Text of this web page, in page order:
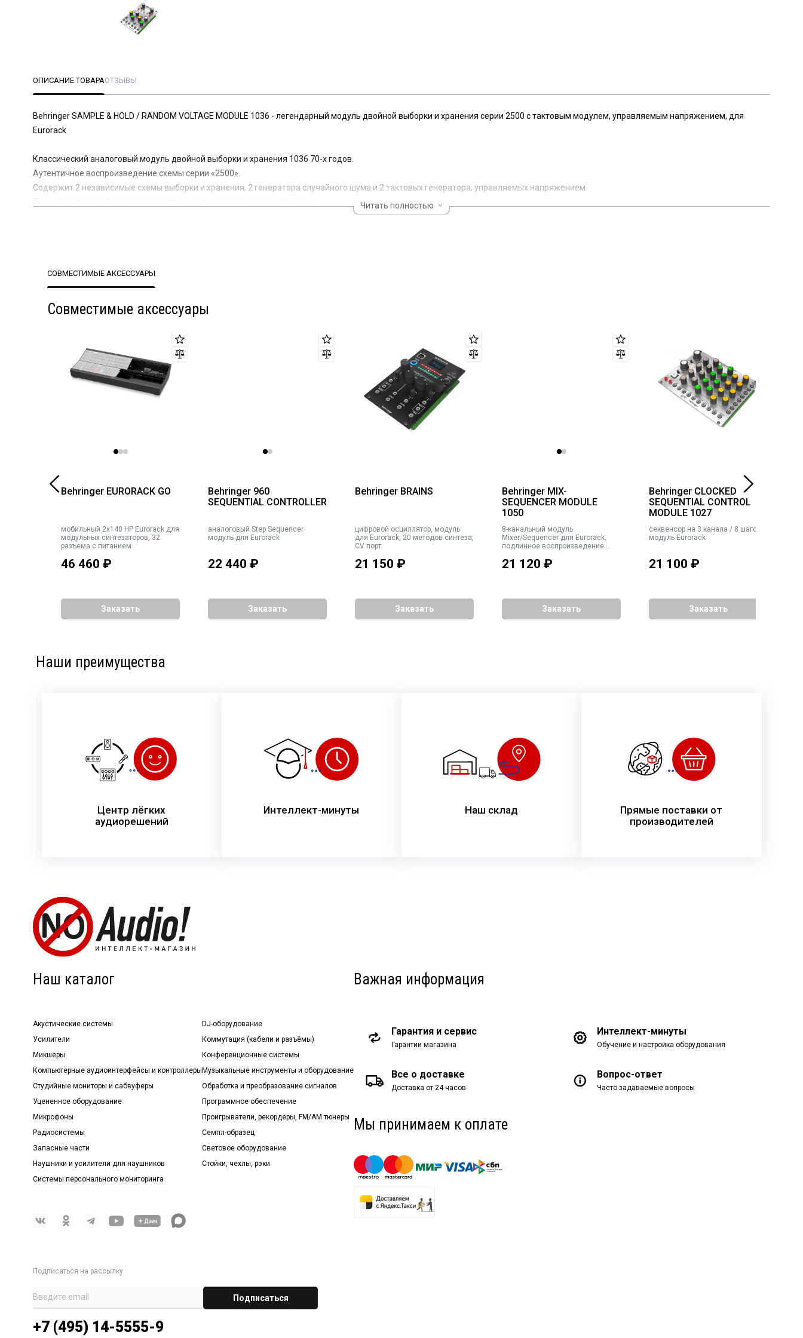
ОПИСАНИЕ ТОВАРАОТЗЫВЫ
Behringer SAMPLE & HOLD / RANDOM VOLTAGE MODULE 1036 - легендарный модуль двойной выборки и хранения серии 2500 с тактовым модулем, управляемым напряжением, для
Eurorack
Классический аналоговый модуль двойной выборки и хранения 1036 70-х годов.
Аутентичное воспроизведение схемы серии «2500».
Содержит 2 независимые схемы выборки и хранения, 2 генератора случайного шума и 2 тактовых генератора, управляемых напряжением.
Вход и выход аудиосигнала для каждой схемы выборки и удержания с входом команды выборки для управления синхронизацией выборок из разных источников.
В качестве дискретизированного сигнала можно использовать внутренний сгенерированный случайный сигнал с регулируемым уровнем контроля для каждой схемы.
Характеристики Eurorack: 16 HP, 40 мА +12 В, 40 мА -12 В.
Читать полностью
СОВМЕСТИМЫЕ АКСЕССУАРЫ
Совместимые аксессуары
Behringer EURORACK GO
мобильный 2x140 HP Eurorack для
модульных синтезаторов, 32
разъема с питанием
46 460 ₽
Заказать
Behringer 960
SEQUENTIAL CONTROLLER
аналоговый Step Sequencer
модуль для Eurorack
22 440 ₽
Заказать
Behringer BRAINS
цифровой осциллятор, модуль
для Eurorack, 20 методов синтеза,
CV порт
21 150 ₽
Заказать
Behringer MIX-
SEQUENCER MODULE
1050
8-канальный модуль
Mixer/Sequencer для Eurorack,
подлинное воспроизведение
21 120 ₽
Заказать
Behringer CLOCKED
SEQUENTIAL CONTROL
MODULE 1027
секвенсор на 3 канала / 8 шагов,
модуль Eurorack
21 100 ₽
Заказать
Наши преимущества
Центр лёгких
аудиорешений
Интеллект-минуты Наш склад
Прямые поставки от
производителей
Наш каталог
Акустические системы
Усилители
Микшеры
Компьютерные аудиоинтерфейсы и контроллеры
Студийные мониторы и сабвуферы
Уцененное оборудование
Микрофоны
Радиосистемы
Запасные части
Наушники и усилители для наушников
Системы персонального мониторинга
DJ-оборудование
Коммутация (кабели и разъёмы)
Конференционные системы
Музыкальные инструменты и оборудование
Обработка и преобразование сигналов
Программное обеспечение
Проигрыватели, рекордеры, FM/AM тюнеры
Семпл-образец
Световое оборудование
Стойки, чехлы, рэки
Подписаться на рассылку
+7 (495) 14-5555-9
Важная информация
Гарантия и сервис
Гарантии магазина
Интеллект-минуты
Обучение и настройка оборудования
Все о доставке
Доставка от 24 часов
Вопрос-ответ
Часто задаваемые вопросы
Мы принимаем к оплате